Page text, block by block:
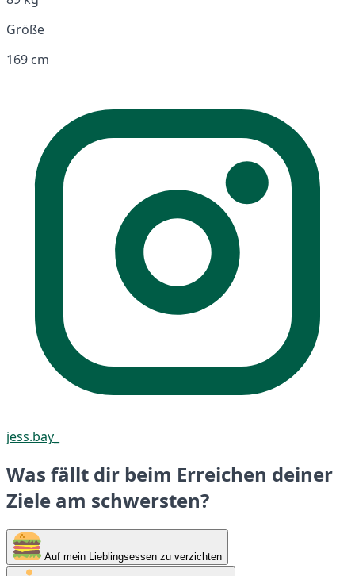
Größe
169 cm
jess.bay_
Was fällt dir beim Erreichen deiner
Ziele am schwersten?
Auf mein Lieblingsessen zu verzichten